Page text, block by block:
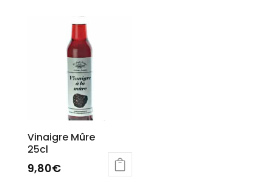
Vinaigre Mûre
25cl
9,80€